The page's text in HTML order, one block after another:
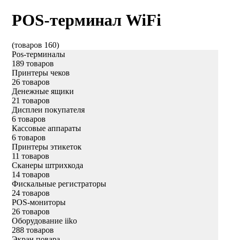
POS-терминал WiFi
(товаров 160)
Pos-терминалы
189 товаров
Принтеры чеков
26 товаров
Денежные ящики
21 товаров
Дисплеи покупателя
6 товаров
Кассовые аппараты
6 товаров
Принтеры этикеток
11 товаров
Сканеры штрихкода
14 товаров
Фискальные регистраторы
24 товаров
POS-мониторы
26 товаров
Оборудование iiko
288 товаров